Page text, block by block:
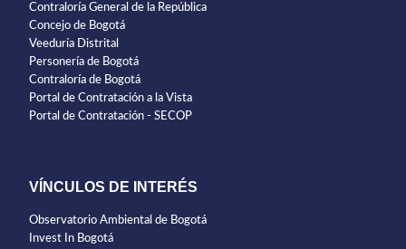
Contraloría General de la República
Concejo de Bogotá
Veeduría Distrital
Personería de Bogotá
Contraloría de Bogotá
Portal de Contratación a la Vista
Portal de Contratación - SECOP
VÍNCULOS DE INTERÉS
Observatorio Ambiental de Bogotá
Invest In Bogotá